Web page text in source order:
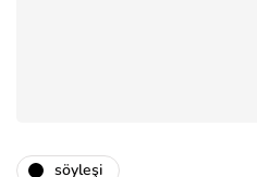
söyleşi